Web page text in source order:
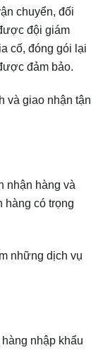
chuyển, đối
đội giám
cố, đóng gói lại
đảm bảo.
và giao nhận tận
nhận hàng và
có trọng
những dịch vụ
nhập khẩu